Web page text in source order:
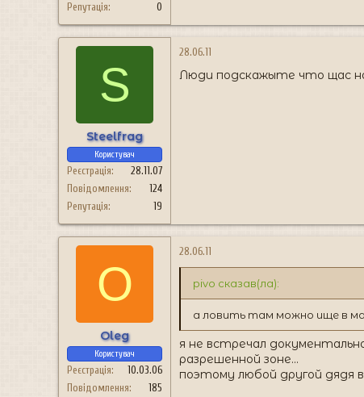
Репутація
0
S
Steelfrag
Користувач
Реєстрація
28.11.07
Повідомлення
124
Репутація
19
28.06.11
Люди подскажыте что щас
O
Oleg
Користувач
Реєстрація
10.03.06
Повідомлення
185
28.06.11
pivo сказав(ла):
а ловить там можно ище в
я не встречал
разрешенной зоне...
поэтому любой другой